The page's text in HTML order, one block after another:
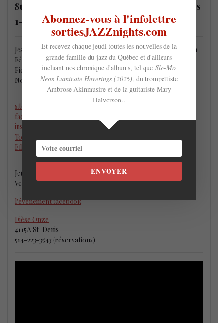
SuperNova 4 lance
@ Dièse Onze les
1-2 février 2024
Jean Derome – flûte, flûte basse, saxophones alto et baryton
Félix Stüssi – piano
Pierre Tanguay – batterie
Normand Guilbeault – contrebasse
site web
facebook
instagram
Toutes les vidéos d’Unicum sur YouTube
Effendi Records
Jeudi le 1ier février @ 19 h et 21 h 30
Vendredi le 2 février @ 19 h et 21 h 30
l’événement facebook
Dièse Onze
4115A St-Denis
514-223-3543 (réservations)
Abonnez-vous à l'infolettre
sortiesJAZZnights.com
Et recevez chaque jeudi toutes les nouvelles de la
grande famille du jazz du Québec et d'ailleurs
incluant nos chronique d'albums, tel queSlo-Mo
Neon Luminate Hoverings (2026), du trompettiste
Ambrose Akinmusire et de la guitariste Mary
Halvorson..
ENVOYER